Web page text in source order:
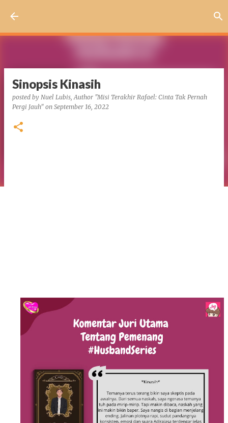
Sinopsis Kinasih
posted by Nuel Lubis, Author "Misi Terakhir Rafael: Cinta Tak Pernah
Pergi Jauh" on September 16, 2022